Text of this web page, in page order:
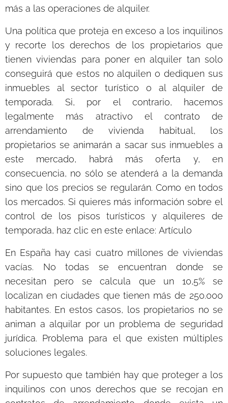
más a las operaciones de alquiler.
Una política que proteja en exceso a los inquilinos
y recorte los derechos de los propietarios que
tienen viviendas para poner en alquiler tan solo
conseguirá que estos no alquilen o dediquen sus
inmuebles al sector turístico o al alquiler de
temporada. Si, por el contrario, hacemos
legalmente más atractivo el contrato de
arrendamiento de vivienda habitual, los
propietarios se animarán a sacar sus inmuebles a
este mercado, habrá más oferta y, en
consecuencia, no sólo se atenderá a la demanda
sino que los precios se regularán. Como en todos
los mercados. Si quieres más información sobre el
control de los pisos turísticos y alquileres de
temporada, haz clic en este enlace: Artículo
En España hay casi cuatro millones de viviendas
vacías. No todas se encuentran donde se
necesitan pero se calcula que un 10,5% se
localizan en ciudades que tienen más de 250.000
habitantes. En estos casos, los propietarios no se
animan a alquilar por un problema de seguridad
jurídica. Problema para el que existen múltiples
soluciones legales.
Por supuesto que también hay que proteger a los
inquilinos con unos derechos que se recojan en